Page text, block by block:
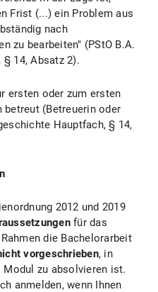
Frist (...) ein Problem aus
nach
zu bearbeiten" (PStO B.A.
14, Absatz 2).
ersten oder zum ersten
betreut (Betreuerin oder
Hauptfach, § 14,
2012 und 2019
für das
die Bachelorarbeit
vorgeschrieben, in
zu absolvieren ist.
anmelden, wenn Ihnen